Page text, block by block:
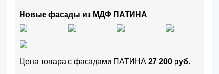
Новые фасады из МДФ ПАТИНА
Цена товара с фасадами ПАТИНА 27 200 руб.